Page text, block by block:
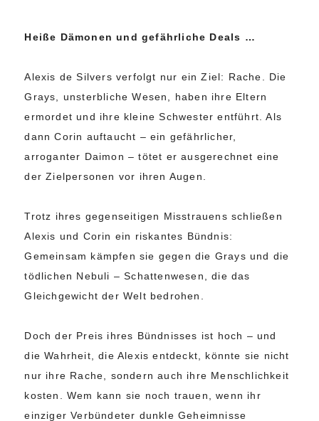
Heiße Dämonen und gefährliche Deals …
Alexis de Silvers verfolgt nur ein Ziel: Rache. Die
Grays, unsterbliche Wesen, haben ihre Eltern
ermordet und ihre kleine Schwester entführt. Als
dann Corin auftaucht – ein gefährlicher,
arroganter Daimon – tötet er ausgerechnet eine
der Zielpersonen vor ihren Augen.
Trotz ihres gegenseitigen Misstrauens schließen
Alexis und Corin ein riskantes Bündnis:
Gemeinsam kämpfen sie gegen die Grays und die
tödlichen Nebuli – Schattenwesen, die das
Gleichgewicht der Welt bedrohen.
Doch der Preis ihres Bündnisses ist hoch – und
die Wahrheit, die Alexis entdeckt, könnte sie nicht
nur ihre Rache, sondern auch ihre Menschlichkeit
kosten. Wem kann sie noch trauen, wenn ihr
einziger Verbündeter dunkle Geheimnisse